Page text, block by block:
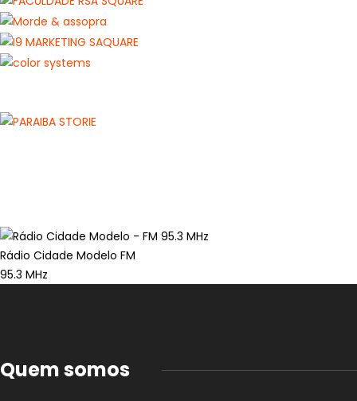
Rádio Cidade Modelo FM
95.3 MHz
Quem somos